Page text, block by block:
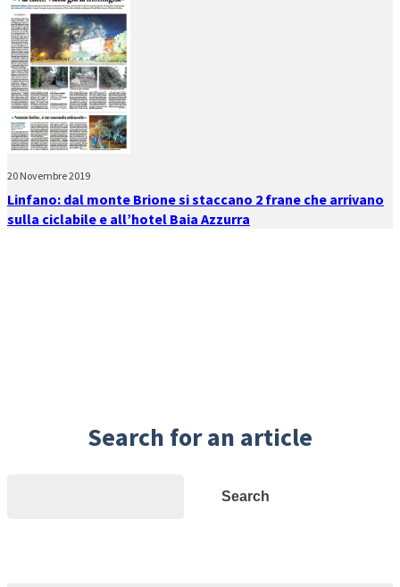
20 Novembre 2019
Linfano: dal monte Brione si staccano 2 frane che arrivano
sulla ciclabile e all’hotel Baia Azzurra
Search for an article
Search